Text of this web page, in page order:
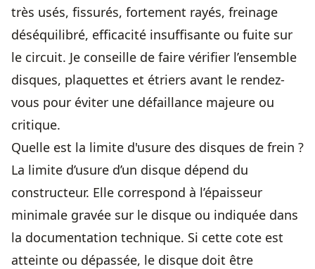
très usés, fissurés, fortement rayés, freinage
déséquilibré, efficacité insuffisante ou fuite sur
le circuit. Je conseille de faire vérifier l’ensemble
disques, plaquettes et étriers avant le rendez-
vous pour éviter une défaillance majeure ou
critique.
Quelle est la limite d'usure des disques de frein ?
La limite d’usure d’un disque dépend du
constructeur. Elle correspond à l’épaisseur
minimale gravée sur le disque ou indiquée dans
la documentation technique. Si cette cote est
atteinte ou dépassée, le disque doit être